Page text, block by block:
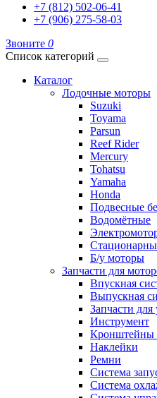
+7 (812) 502-06-41
+7 (906) 275-58-03
Звоните 0
Список категорий
Каталог
Лодочные моторы
Suzuki
Toyama
Parsun
Reef Rider
Mercury
Tohatsu
Yamaha
Honda
Подвесные
Водомётные
Б/у моторы
Запчасти для
Впускная
Выпускная
Запчасти
Инструмент
Кронштейны
Наклейки
Ремни
Система
Система